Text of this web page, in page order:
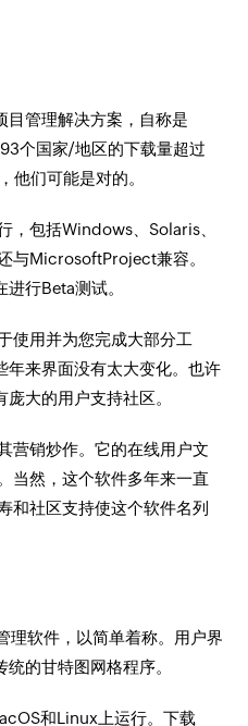
管理解决方案，自称是
个国家/地区的下载量超过
他们可能是对的。
，包括Windows、Solaris、
与MicrosoftProject兼容。
行Beta测试。
使用并为您完成大部分工
年来界面没有太大变化。也许
大的用户支持社区。
营销炒作。它的在线用户文
当然，这个软件多年来一直
和社区支持使这个软件名列
理软件，以简单着称。用户界
的甘特图网格程序。
和Linux上运行。下载